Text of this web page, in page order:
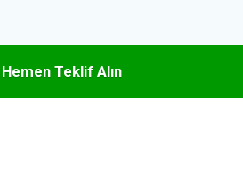
Hemen Teklif Alın